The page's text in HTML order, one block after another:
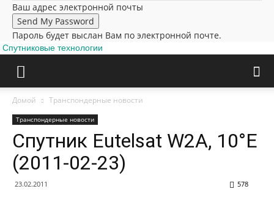
Ваш адрес электронной почты
Пароль будет выслан Вам по электронной почте.
Спутниковые технологии
Домой Транспондерные новости
Транспондерные новости
Cпутник Eutelsat W2A, 10°E
(2011-02-23)
23.02.2011 578